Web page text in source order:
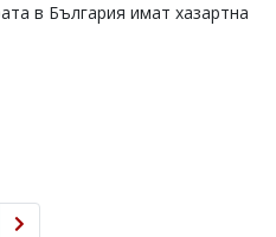
в България имат хазартна